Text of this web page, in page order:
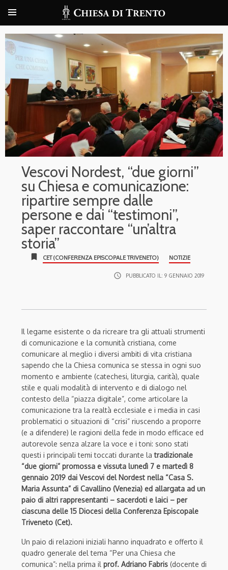
Vescovi Nordest, “due giorni”
su Chiesa e comunicazione:
ripartire sempre dalle
persone e dai “testimoni”,
saper raccontare “un’altra
storia”
bookmark CET (CONFERENZA EPISCOPALE TRIVENETO) NOTIZIE
access_time PUBBLICATO IL: 9 GENNAIO 2019
Il legame esistente o da ricreare tra gli attuali strumenti
di comunicazione e la comunità cristiana, come
comunicare al meglio i diversi ambiti di vita cristiana
sapendo che la Chiesa comunica se stessa in ogni suo
momento e ambiente (catechesi, liturgia, carità), quale
stile e quali modalità di intervento e di dialogo nel
contesto della “piazza digitale”, come articolare la
comunicazione tra la realtà ecclesiale e i media in casi
problematici o situazioni di “crisi” riuscendo a proporre
(e a difendere) le ragioni della fede in modo efficace ed
autorevole senza alzare la voce e i toni: sono stati
questi i principali temi toccati durante latradizionale
“due giorni” promossa e vissuta lunedì 7 e martedì 8
gennaio 2019 dai Vescovi del Nordest nella “Casa S.
Maria Assunta” di Cavallino (Venezia) ed allargata ad un
paio di altri rappresentanti – sacerdoti e laici – per
ciascuna delle 15 Diocesi della Conferenza Episcopale
Triveneto (Cet).
Un paio di relazioni iniziali hanno inquadrato e offerto il
quadro generale del tema “Per una Chiesa che
comunica”: nella prima il prof. Adriano Fabris (docente di